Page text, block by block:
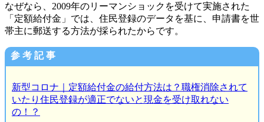
なぜなら、2009年のリーマンショックを受けて実施された
「定額給付金」では、住民登録のデータを基に、申請書を世
帯主に郵送する方法が採られたからです。
参 考 記 事
新型コロナ｜定額給付金の給付方法は？職権消除されて
いたり住民登録が適正でないと現金を受け取れない
の！？